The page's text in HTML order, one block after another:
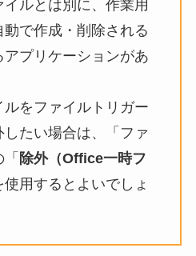
ルとは別に、作業用
で作成・削除される
プリケーションがあ
をファイルトリガー
たい場合は、「ファ
除外（Office一時フ
使用するとよいでしょ